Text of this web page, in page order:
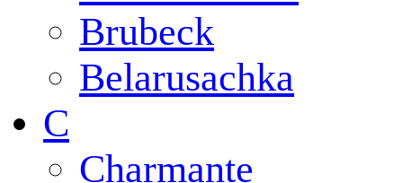
Brubeck
Belarusachka
C
Charmante